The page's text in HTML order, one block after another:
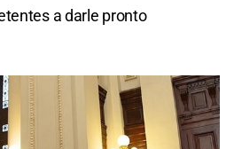
a darle pronto